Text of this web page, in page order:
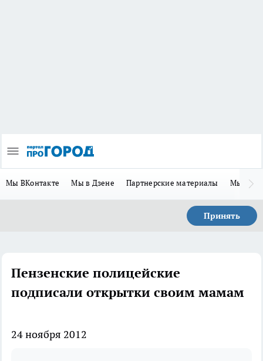
Мы ВКонтакте Мы в Дзене Партнерские материалы Мы в
Принять
Пензенские полицейские
подписали открытки своим мамам
24 ноября 2012